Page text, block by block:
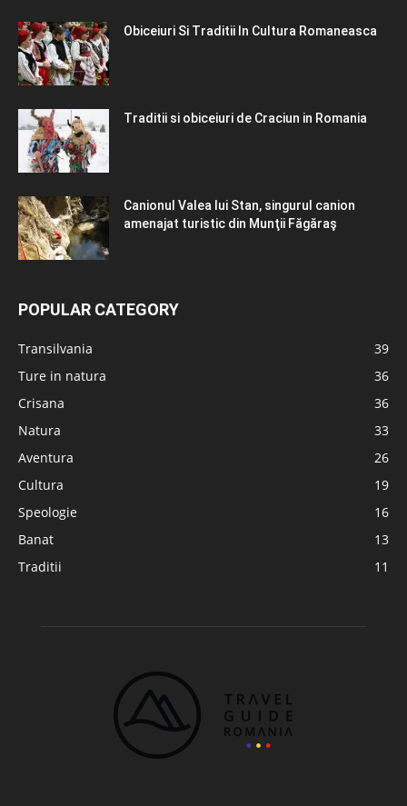
Obiceiuri Si Traditii In Cultura Romaneasca
Traditii si obiceiuri de Craciun in Romania
Canionul Valea lui Stan, singurul canion
amenajat turistic din Munţii Făgăraş
POPULAR CATEGORY
Transilvania
39
Ture in natura
36
Crisana
36
Natura
33
Aventura
26
Cultura
19
Speologie
16
Banat
13
Traditii
11